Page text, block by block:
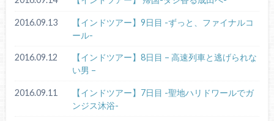
2016.09.13
【インドツアー】9日目 -ずっと、ファイナルコ
ール-
2016.09.12
【インドツアー】8日目 – 高速列車と逃げられな
い男 –
2016.09.11
【インドツアー】7日目 -聖地ハリドワールでガ
ンジス沐浴-